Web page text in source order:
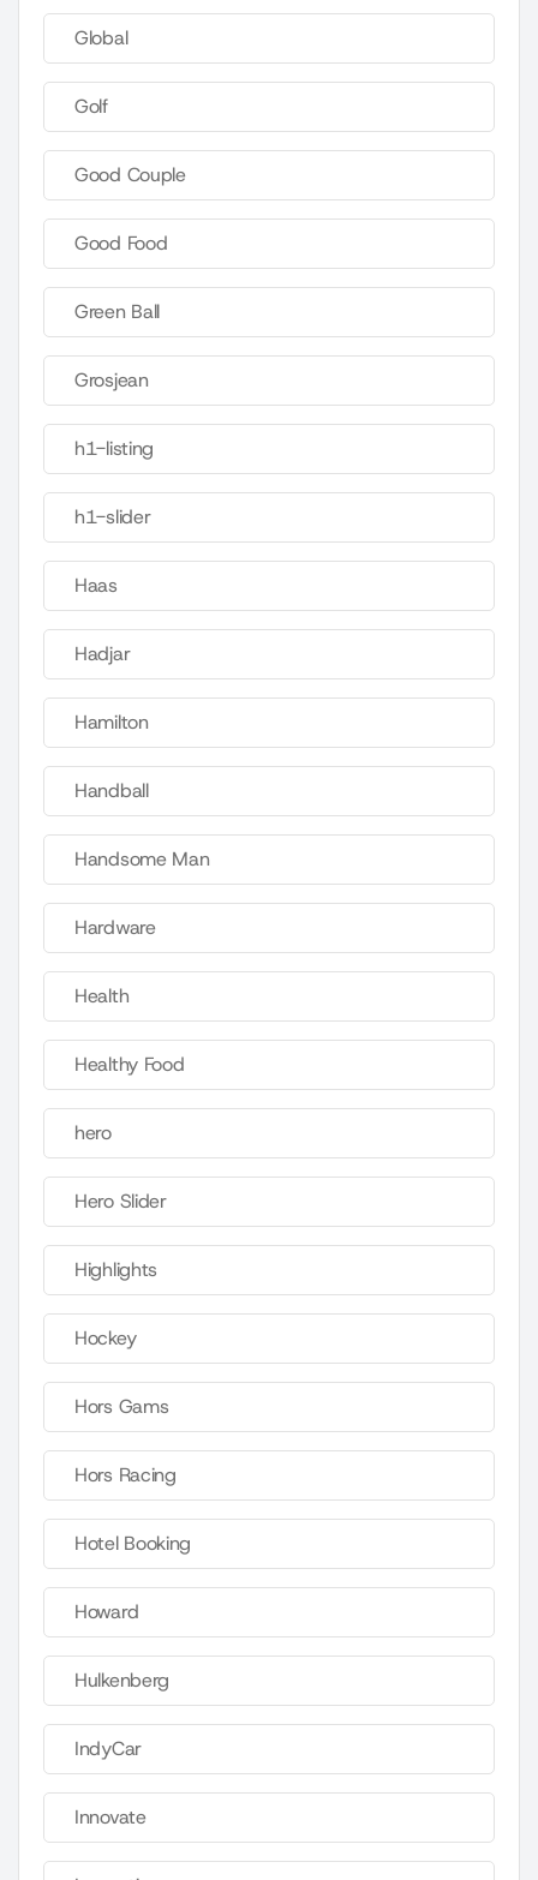
Global
Golf
Good Couple
Good Food
Green Ball
Grosjean
h1-listing
h1-slider
Haas
Hadjar
Hamilton
Handball
Handsome Man
Hardware
Health
Healthy Food
hero
Hero Slider
Highlights
Hockey
Hors Gams
Hors Racing
Hotel Booking
Howard
Hulkenberg
IndyCar
Innovate